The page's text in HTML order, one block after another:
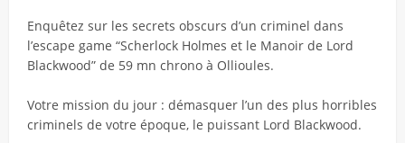
Enquêtez sur les secrets obscurs d’un criminel dans
l’escape game “Scherlock Holmes et le Manoir de Lord
Blackwood” de 59 mn chrono à Ollioules.
Votre mission du jour : démasquer l’un des plus horribles
criminels de votre époque, le puissant Lord Blackwood.